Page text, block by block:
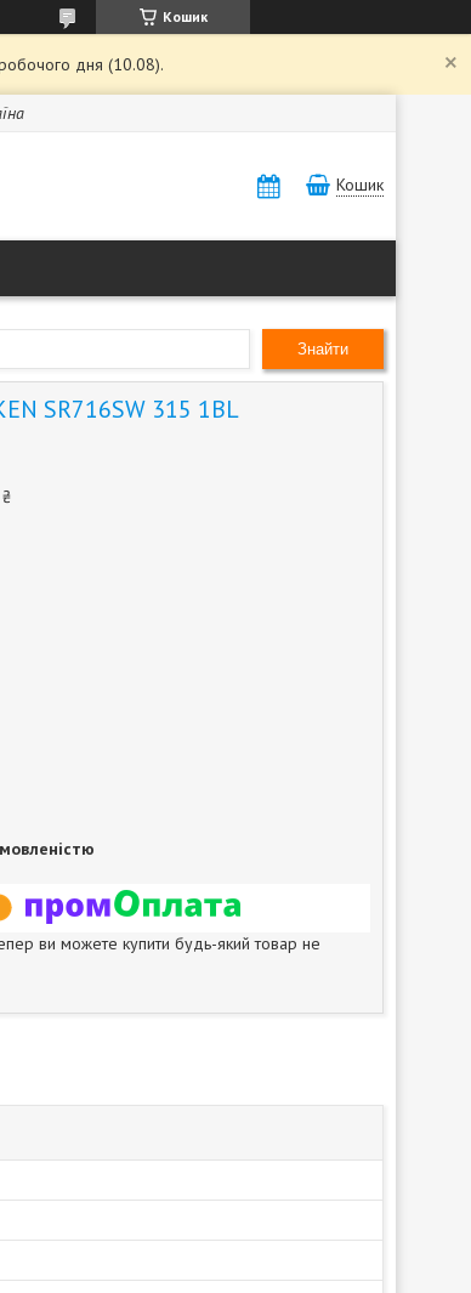
Кошик
дня (10.08).
Кошик
Знайти
SR716SW 315 1BL
ви можете купити будь-який товар не